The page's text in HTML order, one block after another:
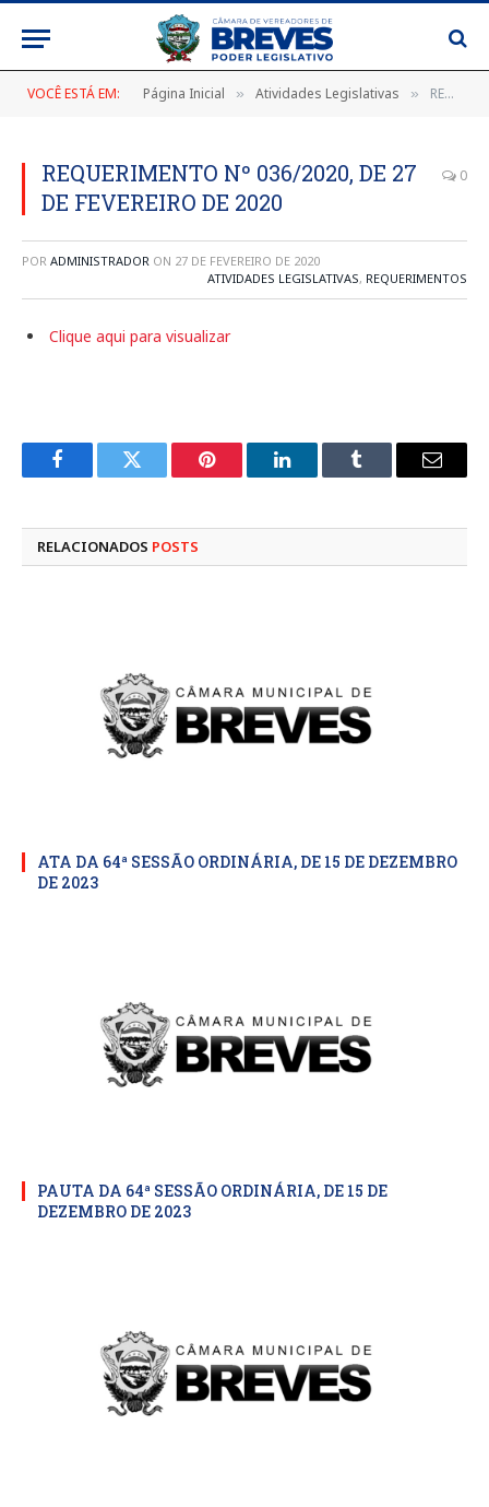
VOCÊ ESTÁ EM: Página Inicial » Atividades Legislativas » REQUERIMENTO Nº 036/2020, DE 27 DE FEVEREIRO DE 2020
REQUERIMENTO Nº 036/2020, DE 27
DE FEVEREIRO DE 2020
0
POR ADMINISTRADOR ON 27 DE FEVEREIRO DE 2020
ATIVIDADES LEGISLATIVAS, REQUERIMENTOS
Clique aqui para visualizar
FacebookTwitter Pinterest LinkedInTumblr
E-
RELACIONADOS POSTS
ATA DA 64ª SESSÃO ORDINÁRIA, DE 15 DE DEZEMBRO
DE 2023
PAUTA DA 64ª SESSÃO ORDINÁRIA, DE 15 DE
DEZEMBRO DE 2023